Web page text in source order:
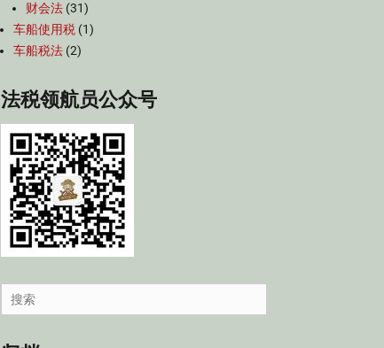
财会法 (31)
车船使用税 (1)
车船税法 (2)
法税领航员公众号
Search
for: